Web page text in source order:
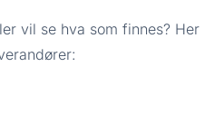
vil se hva som finnes? Her